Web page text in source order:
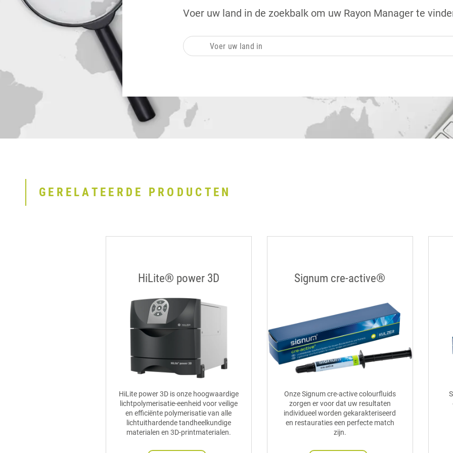
Voer uw land in de zoekbalk om uw Rayon Manager te
GERELATEERDE PRODUCTEN
HiLite® power 3D
HiLite power 3D is onze hoogwaardige
lichtpolymerisatie-eenheid voor veilige
en efficiënte polymerisatie van alle
lichtuithardende tandheelkundige
materialen en 3D-printmaterialen.
Signum cre-active®
Onze Signum cre-active colourfluids
zorgen er voor dat uw resultaten
individueel worden gekarakteriseerd
en restauraties een perfecte match
zijn.